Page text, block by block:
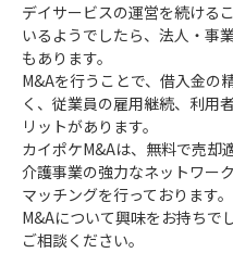
デイサービスの運営を続ける
いるようでしたら、法人・事
もあります。
M&Aを行うことで、借入金の
く、従業員の雇用継続、利用
リットがあります。
カイポケM&Aは、無料で売却
介護事業の強力なネットワー
マッチングを行っております。
M&Aについて興味をお持ちで
ご相談ください。